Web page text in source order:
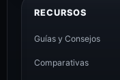
RECURSOS
Guías y Consejos
Comparativas